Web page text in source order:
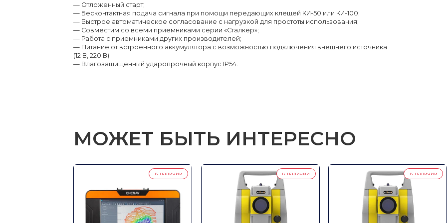
— Отложенный старт;
— Бесконтактная подача сигнала при помощи передающих клещей КИ-50 или КИ-100;
— Быстрое автоматическое согласование с нагрузкой для простоты использования;
— Совместим со всеми приемниками серии «Сталкер»;
— Работа с приемниками других производителей;
— Питание от встроенного аккумулятора с возможностью подключения внешнего источника
(12 В, 220 В);
— Влагозащищенный ударопрочный корпус IP54.
МОЖЕТ БЫТЬ ИНТЕРЕСНО
в наличии в наличии в наличии